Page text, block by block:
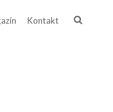
Kontakt